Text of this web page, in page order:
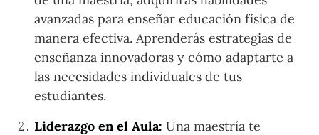
avanzadas para enseñar educación física de
manera efectiva. Aprenderás estrategias de
enseñanza innovadoras y cómo adaptarte a
las necesidades individuales de tus
estudiantes.
Liderazgo en el Aula: Una maestría te